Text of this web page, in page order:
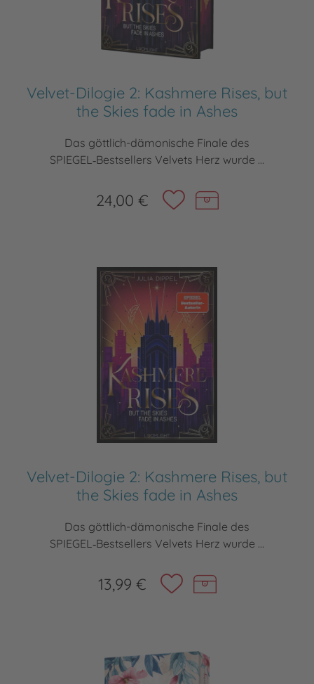
Velvet-Dilogie 2: Kashmere Rises, but
the Skies fade in Ashes
Das göttlich-dämonische Finale des
SPIEGEL‑Bestsellers Velvets Herz wurde ...
24,00 €
Velvet-Dilogie 2: Kashmere Rises, but
the Skies fade in Ashes
Das göttlich-dämonische Finale des
SPIEGEL‑Bestsellers Velvets Herz wurde ...
13,99 €